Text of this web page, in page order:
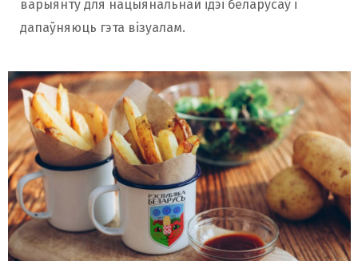
варыянту для нацыянальнай ідэі беларусаў і
дапаўняюць гэта візуалам.